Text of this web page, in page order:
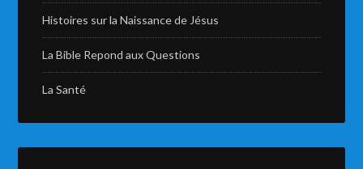
Histoires sur la Naissance de Jésus
La Bible Repond aux Questions
La Santé